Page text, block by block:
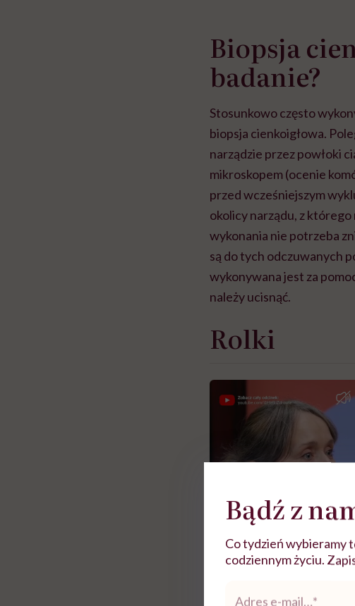
Biopsja
badanie?
Stosunkowo często
biopsja cienkoigłowa.
narządzie przez powłoki
mikroskopem (ocenie
przed wcześniejszym
okolicy narządu, z
wykonania nie potrzeba
są do tych odczuwanych
wykonywana jest za
należy ucisnąć.
Rolki
Bądź z
Co tydzień wybieramy
codziennym życiu.